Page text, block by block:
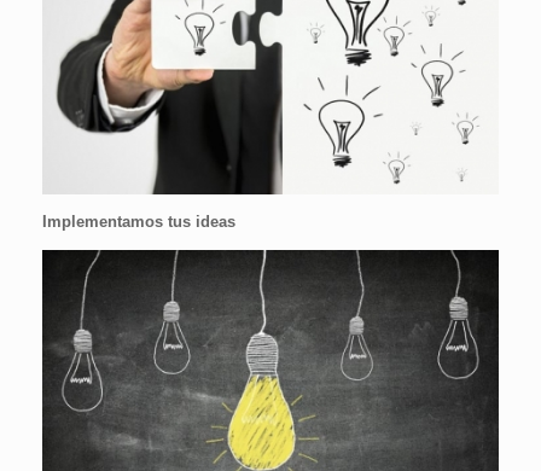
Implementamos tus ideas